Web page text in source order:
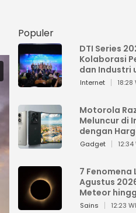
Populer
DTI Series
Kolaborasi
dan Industri
Percepatan
Internet 18:28
Motorola
Meluncur di
dengan
Jutaan
Gadget 12:34
7 Fenomena
Agustus
Meteor
Matahari
Sains 12:23